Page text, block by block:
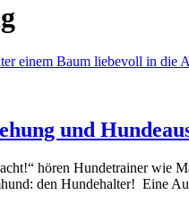
und
hören Hundetrainer
den Hundehalter! Eine